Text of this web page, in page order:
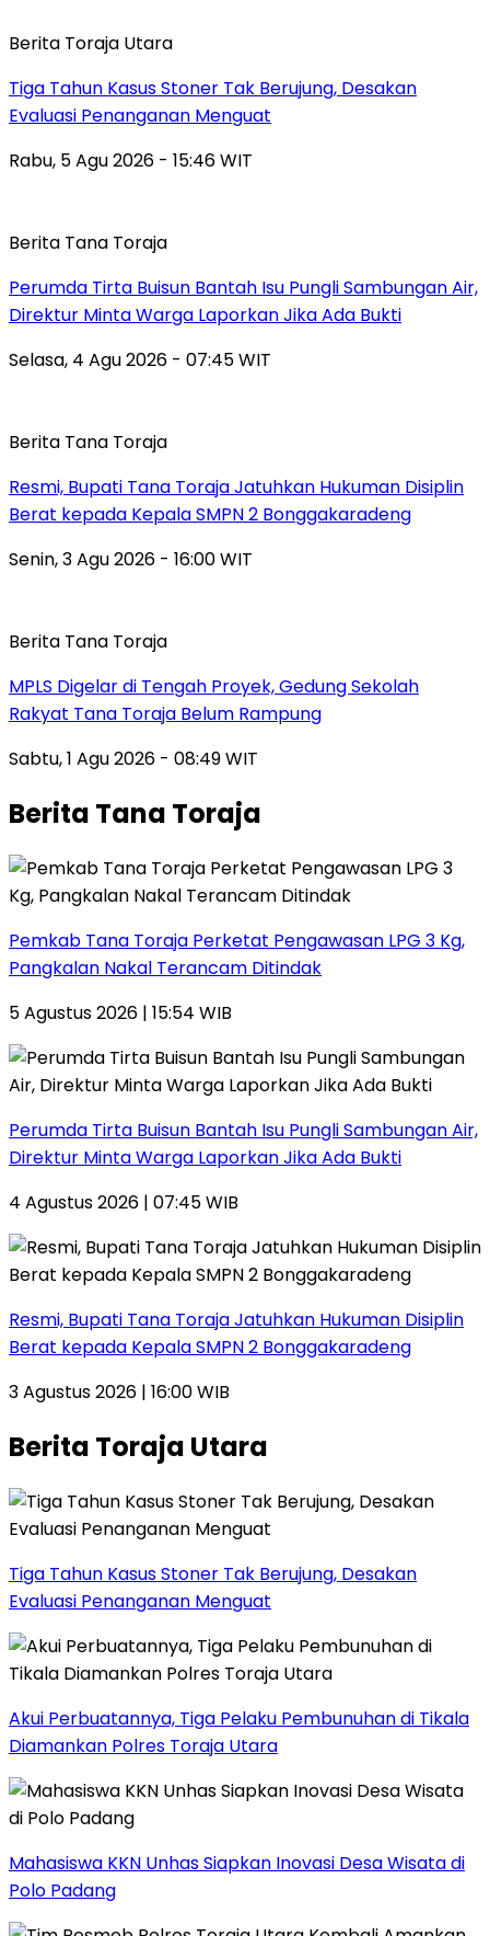
Berita Toraja Utara
Tiga Tahun Kasus Stoner Tak Berujung, Desakan
Evaluasi Penanganan Menguat
Rabu, 5 Agu 2026 - 15:46 WIT
Berita Tana Toraja
Perumda Tirta Buisun Bantah Isu Pungli Sambungan Air,
Direktur Minta Warga Laporkan Jika Ada Bukti
Selasa, 4 Agu 2026 - 07:45 WIT
Berita Tana Toraja
Resmi, Bupati Tana Toraja Jatuhkan Hukuman Disiplin
Berat kepada Kepala SMPN 2 Bonggakaradeng
Senin, 3 Agu 2026 - 16:00 WIT
Berita Tana Toraja
MPLS Digelar di Tengah Proyek, Gedung Sekolah
Rakyat Tana Toraja Belum Rampung
Sabtu, 1 Agu 2026 - 08:49 WIT
Berita Tana Toraja
Pemkab Tana Toraja Perketat Pengawasan LPG 3 Kg,
Pangkalan Nakal Terancam Ditindak
5 Agustus 2026 | 15:54 WIB
Perumda Tirta Buisun Bantah Isu Pungli Sambungan Air,
Direktur Minta Warga Laporkan Jika Ada Bukti
4 Agustus 2026 | 07:45 WIB
Resmi, Bupati Tana Toraja Jatuhkan Hukuman Disiplin
Berat kepada Kepala SMPN 2 Bonggakaradeng
3 Agustus 2026 | 16:00 WIB
Berita Toraja Utara
Tiga Tahun Kasus Stoner Tak Berujung, Desakan
Evaluasi Penanganan Menguat
Akui Perbuatannya, Tiga Pelaku Pembunuhan di Tikala
Diamankan Polres Toraja Utara
Mahasiswa KKN Unhas Siapkan Inovasi Desa Wisata di
Polo Padang